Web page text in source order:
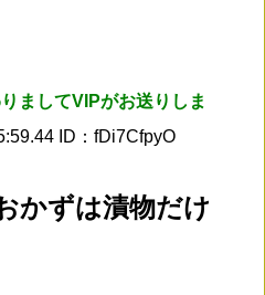
ましてVIPがお送りしま
ID：fDi7CfpyO
かずは漬物だけ